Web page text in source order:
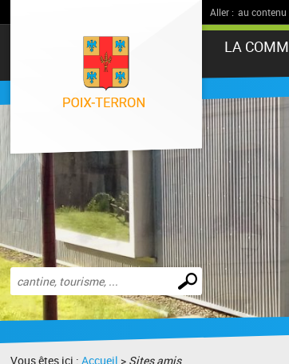
Aller : au contenu
LA
Effectuer
une
recherche
Vous êtes ici :Accueil > Sites amis